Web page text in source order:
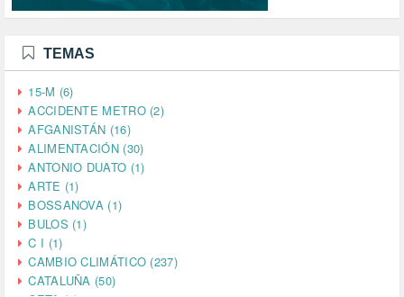
TEMAS
15-M (6)
ACCIDENTE METRO (2)
AFGANISTÁN (16)
ALIMENTACIÓN (30)
ANTONIO DUATO (1)
ARTE (1)
BOSSANOVA (1)
BULOS (1)
C I (1)
CAMBIO CLIMÁTICO (237)
CATALUÑA (50)